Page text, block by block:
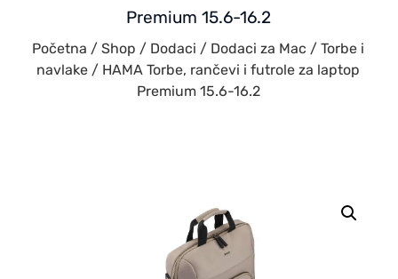
Premium 15.6-16.2
Početna / Shop / Dodaci / Dodaci za Mac / Torbe i
navlake / HAMA Torbe, rančevi i futrole za laptop
Premium 15.6-16.2